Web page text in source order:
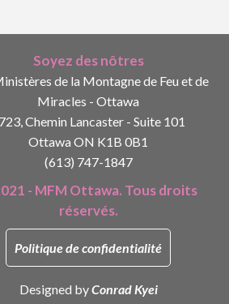
Soyez des nôtres
de la Montagne de Feu et de
Miracles - Ottawa
Chemin Lancaster - Suite 101
Ottawa ON K1B 0B1
(613) 747-1847
- MFM Ottawa. Tous droits
réservés.
Politique de confidentialité
Designed byConrad Kyei